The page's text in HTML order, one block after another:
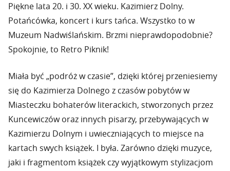
Piękne lata 20. i 30. XX wieku. Kazimierz Dolny.
Potańcówka, koncert i kurs tańca. Wszystko to w
Muzeum Nadwiślańskim. Brzmi nieprawdopodobnie?
Spokojnie, to Retro Piknik!
Miała być „podróż w czasie”, dzięki której przeniesiemy
się do Kazimierza Dolnego z czasów pobytów w
Miasteczku bohaterów literackich, stworzonych przez
Kuncewiczów oraz innych pisarzy, przebywających w
Kazimierzu Dolnym i uwieczniających to miejsce na
kartach swych książek. I była. Zarówno dzięki muzyce,
jaki i fragmentom książek czy wyjątkowym stylizacjom